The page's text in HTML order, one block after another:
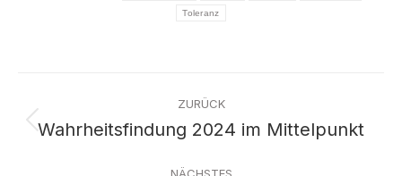
Toleranz
ZURÜCK
Vorheriger
Wahrheitsfindung 2024 im Mittelpunkt